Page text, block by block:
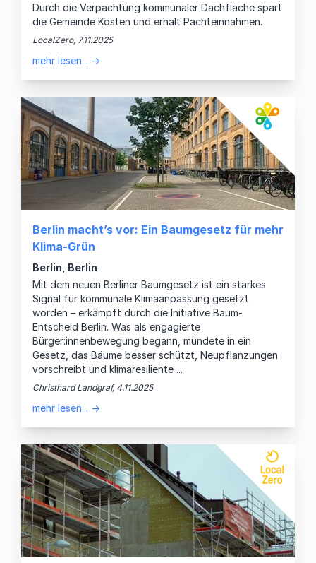
Durch die Verpachtung kommunaler Dachfläche spart
die Gemeinde Kosten und erhält Pachteinnahmen.
LocalZero, 7.11.2025
mehr lesen... →
Berlin macht’s vor: Ein Baumgesetz für mehr
Klima-Grün
Berlin, Berlin
Mit dem neuen Berliner Baumgesetz ist ein starkes
Signal für kommunale Klimaanpassung gesetzt
worden – erkämpft durch die Initiative Baum-
Entscheid Berlin. Was als engagierte
Bürger:innenbewegung begann, mündete in ein
Gesetz, das Bäume besser schützt, Neupflanzungen
vorschreibt und klimaresiliente ...
Christhard Landgraf, 4.11.2025
mehr lesen... →